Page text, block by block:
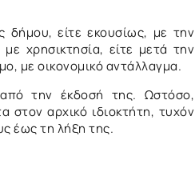
δήμου, είτε εκουσίως, με την
χρησικτησία, είτε μετά την
με οικονομικό αντάλλαγμα.
την έκδοσή της. Ωστόσο,
στον αρχικό ιδιοκτήτη, τυχόν
έως τη λήξη της.